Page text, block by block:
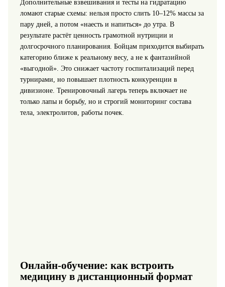
Дополнительные взвешивания и тесты на гидратацию
ломают старые схемы: нельзя просто слить 10–12% массы за
пару дней, а потом «наесть и напиться» до утра. В
результате растёт ценность грамотной нутриции и
долгосрочного планирования. Бойцам приходится выбирать
категорию ближе к реальному весу, а не к фантазийной
«выгодной». Это снижает частоту госпитализаций перед
турнирами, но повышает плотность конкуренции в
дивизионе. Тренировочный лагерь теперь включает не
только лапы и борьбу, но и строгий мониторинг состава
тела, электролитов, работы почек.
Онлайн-обучение: как встроить
медицину в дистанционный формат